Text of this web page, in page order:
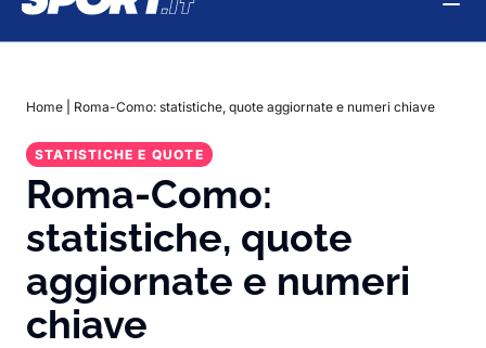
Home Roma-Como: statistiche, quote aggiornate e numeri chiave
STATISTICHE E QUOTE
Roma-Como:
statistiche, quote
aggiornate e numeri
chiave